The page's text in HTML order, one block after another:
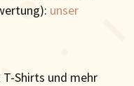
unser
Shirts und mehr